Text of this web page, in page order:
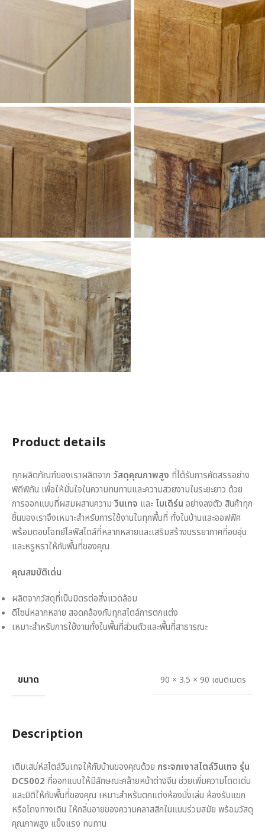
Product details
ทุกผลิตภัณฑ์ของเราผลิตจาก วัสดุคุณภาพสูง ที่ได้รับการคัดสรรอย่าง
พิถีพิถัน เพื่อให้มั่นใจในความทนทานและความสวยงามในระยะยาว ด้วย
การออกแบบที่ผสมผสานความ วินเทจ และ โมเดิร์น อย่างลงตัว สินค้าทุก
ชิ้นของเราจึงเหมาะสำหรับการใช้งานในทุกพื้นที่ ทั้งในบ้านและออฟฟิศ
พร้อมตอบโจทย์ไลฟ์สไตล์ที่หลากหลายและเสริมสร้างบรรยากาศที่อบอุ่น
และหรูหราให้กับพื้นที่ของคุณ
คุณสมบัติเด่น
ผลิตจากวัสดุที่เป็นมิตรต่อสิ่งแวดล้อม
ดีไซน์หลากหลาย สอดคล้องกับทุกสไตล์การตกแต่ง
เหมาะสำหรับการใช้งานทั้งในพื้นที่ส่วนตัวและพื้นที่สาธารณะ
ขนาด 90 × 3.5 × 90 เซนติเมตร
Description
เติมเสน่ห์สไตล์วินเทจให้กับบ้านของคุณด้วย กระจกเงาสไตล์วินเทจ รุ่น
DC5002 ที่ออกแบบให้มีลักษณะคล้ายหน้าต่างจีน ช่วยเพิ่มความโดดเด่น
และมิติให้กับพื้นที่ของคุณ เหมาะสำหรับตกแต่งห้องนั่งเล่น ห้องรับแขก
หรือโถงทางเดิน ให้กลิ่นอายของความคลาสสิกในแบบร่วมสมัย พร้อมวัสดุ
คุณภาพสูง แข็งแรง ทนทาน